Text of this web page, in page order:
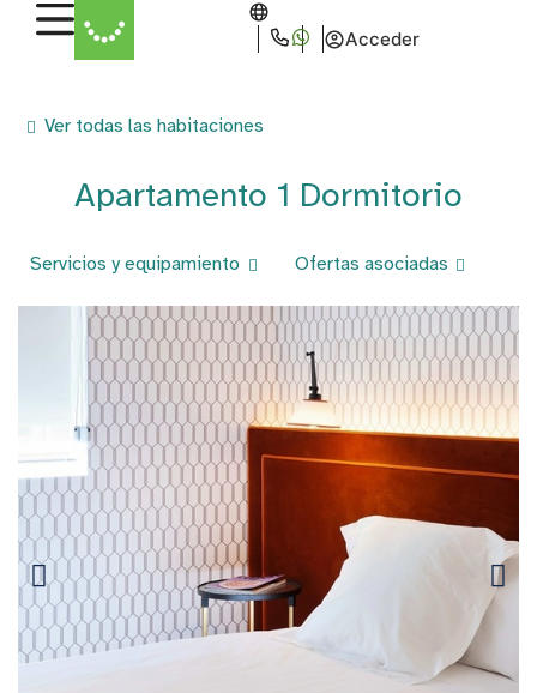
Acceder
Ver todas las habitaciones
Apartamento 1 Dormitorio
Servicios y equipamiento Ofertas asociadas